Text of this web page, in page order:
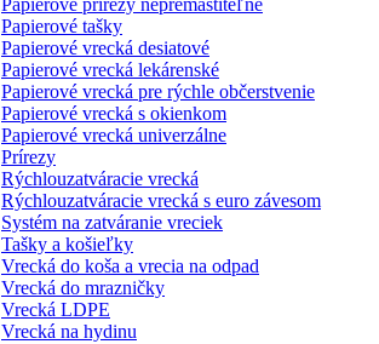
Papierové tašky
Papierové vrecká desiatové
Papierové vrecká lekárenské
Papierové vrecká pre rýchle občerstvenie
Papierové vrecká s okienkom
Papierové vrecká univerzálne
Prírezy
Rýchlouzatváracie vrecká
Rýchlouzatváracie vrecká s euro závesom
Systém na zatváranie vreciek
Tašky a košieľky
Vrecká do koša a vrecia na odpad
Vrecká do mrazničky
Vrecká LDPE
Vrecká na hydinu